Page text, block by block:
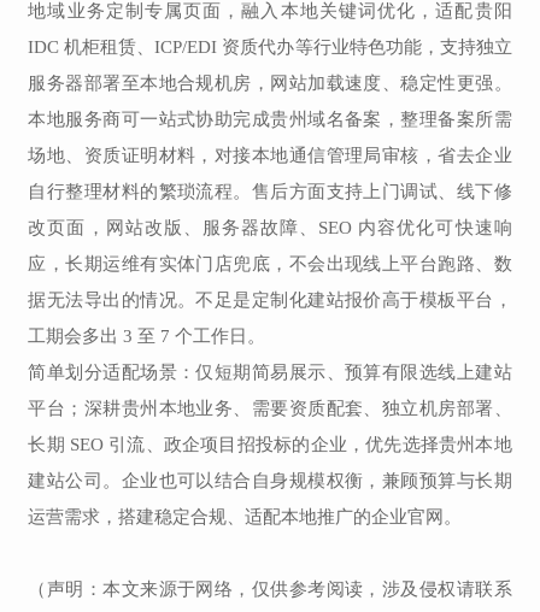
地域业务定制专属页面，融入本地关键词优化，适配贵阳
IDC 机柜租赁、ICP/EDI 资质代办等行业特色功能，支持独立
服务器部署至本地合规机房，网站加载速度、稳定性更强。
本地服务商可一站式协助完成贵州域名备案，整理备案所需
场地、资质证明材料，对接本地通信管理局审核，省去企业
自行整理材料的繁琐流程。售后方面支持上门调试、线下修
改页面，网站改版、服务器故障、SEO 内容优化可快速响
应，长期运维有实体门店兜底，不会出现线上平台跑路、数
据无法导出的情况。不足是定制化建站报价高于模板平台，
工期会多出 3 至 7 个工作日。
简单划分适配场景：仅短期简易展示、预算有限选线上建站
平台；深耕贵州本地业务、需要资质配套、独立机房部署、
长期 SEO 引流、政企项目招投标的企业，优先选择贵州本地
建站公司。企业也可以结合自身规模权衡，兼顾预算与长期
运营需求，搭建稳定合规、适配本地推广的企业官网。
（声明：本文来源于网络，仅供参考阅读，涉及侵权请联系